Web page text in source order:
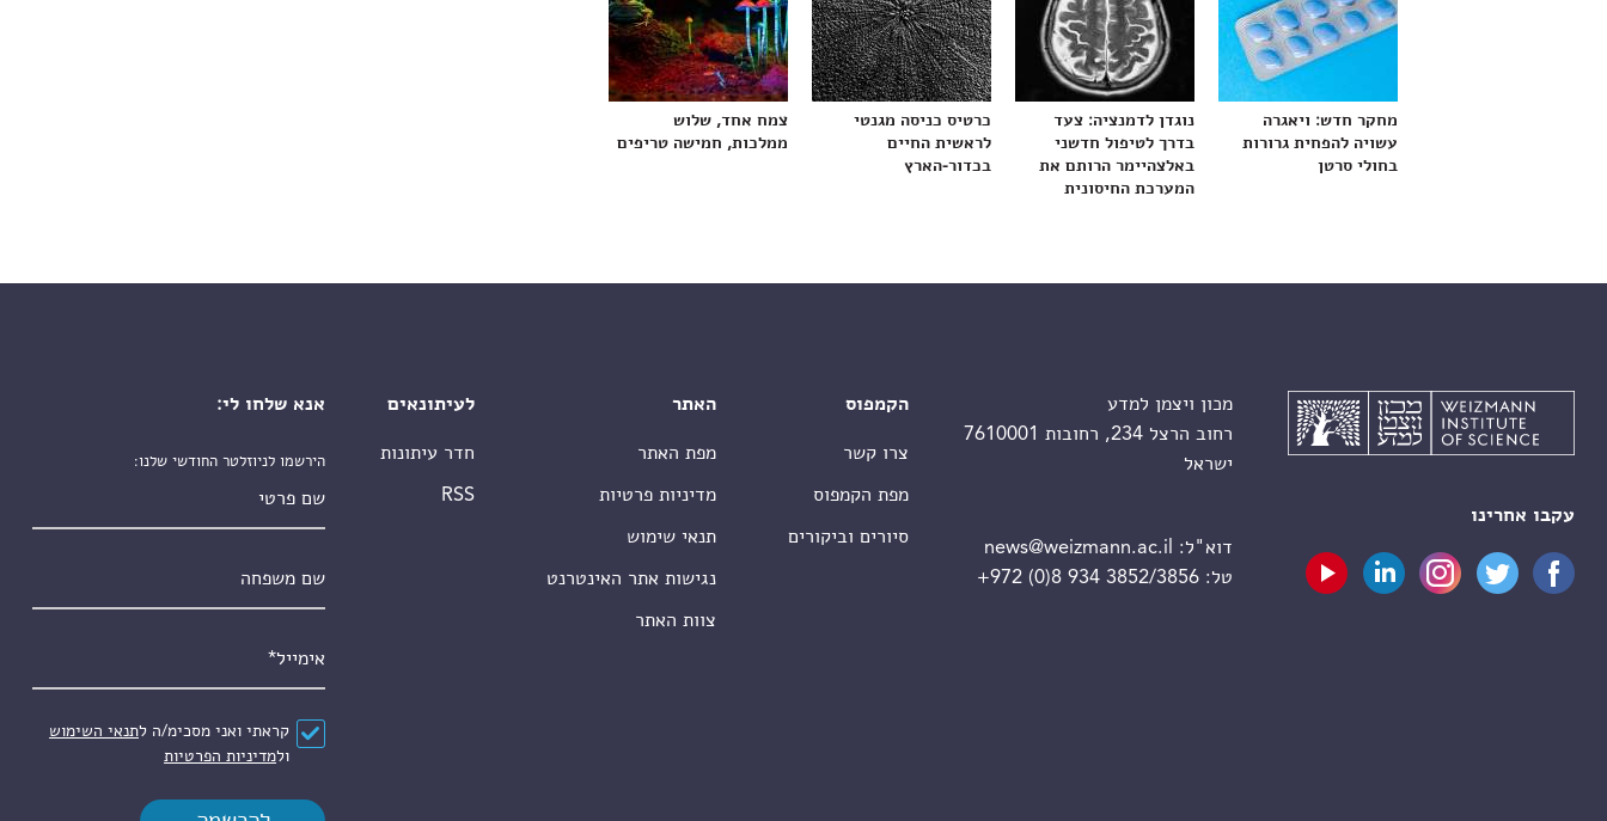
מחקר חדש: ויאגרה
עשויה להפחית גרורות
בחולי סרטן
נוגדן לדמנציה: צעד
בדרך לטיפול חדשני
באלצהיימר הרותם את
המערכת החיסונית
כרטיס כניסה מגנטי
לראשית החיים
בכדור-הארץ
צמח אחד, שלוש
ממלכות, חמישה טריפים
עקבו אחרינו
מכון ויצמן למדע
רחוב הרצל 234, רחובות 7610001
ישראל
דוא"ל:
news@weizmann.ac.il
טל:+972 (0)8 934 3852/3856
הקמפוס
צרו קשר
מפת הקמפוס
סיורים וביקורים
האתר
מפת האתר
מדיניות פרטיות
תנאי שימוש
נגישות אתר האינטרנט
צוות האתר
לעיתונאים
חדר עיתונות
RSS
אנא שלחו לי:
הירשמו לניוזלטר החודשי שלנו:
הסכם*
קראתי ואני מסכימ/ה לתנאי השימוש
ולמדיניות הפרטיות